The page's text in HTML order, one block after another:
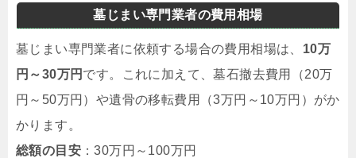
墓じまい専門業者の費用相場
墓じまい専門業者に依頼する場合の費用相場は、 10万
円～30万円 です。これに加えて、墓石撤去費用（20万
円～50万円）や遺骨の移転費用（3万円～10万円）がか
かります。
総額の目安 ：30万円～100万円